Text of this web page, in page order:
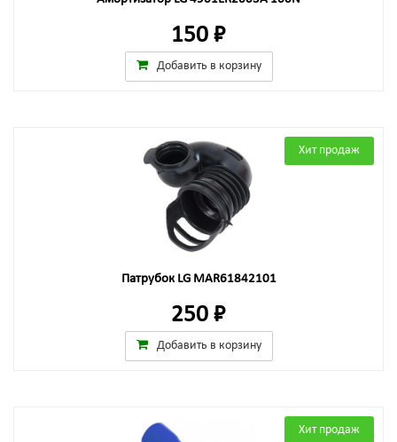
150 ₽
Добавить в корзину
Хит продаж
Патрубок LG MAR61842101
250 ₽
Добавить в корзину
Хит продаж